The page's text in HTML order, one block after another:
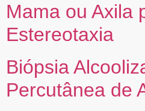
Mama ou Axila
Estereotaxia
Biópsia
Percutânea de